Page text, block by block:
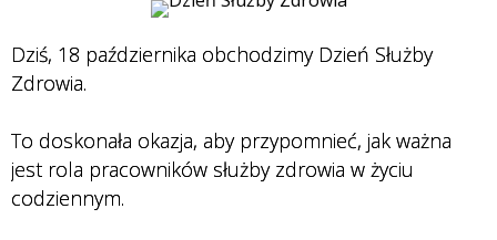
Dziś, 18 października obchodzimy Dzień Służby
Zdrowia.
To doskonała okazja, aby przypomnieć, jak ważna
jest rola pracowników służby zdrowia w życiu
codziennym.